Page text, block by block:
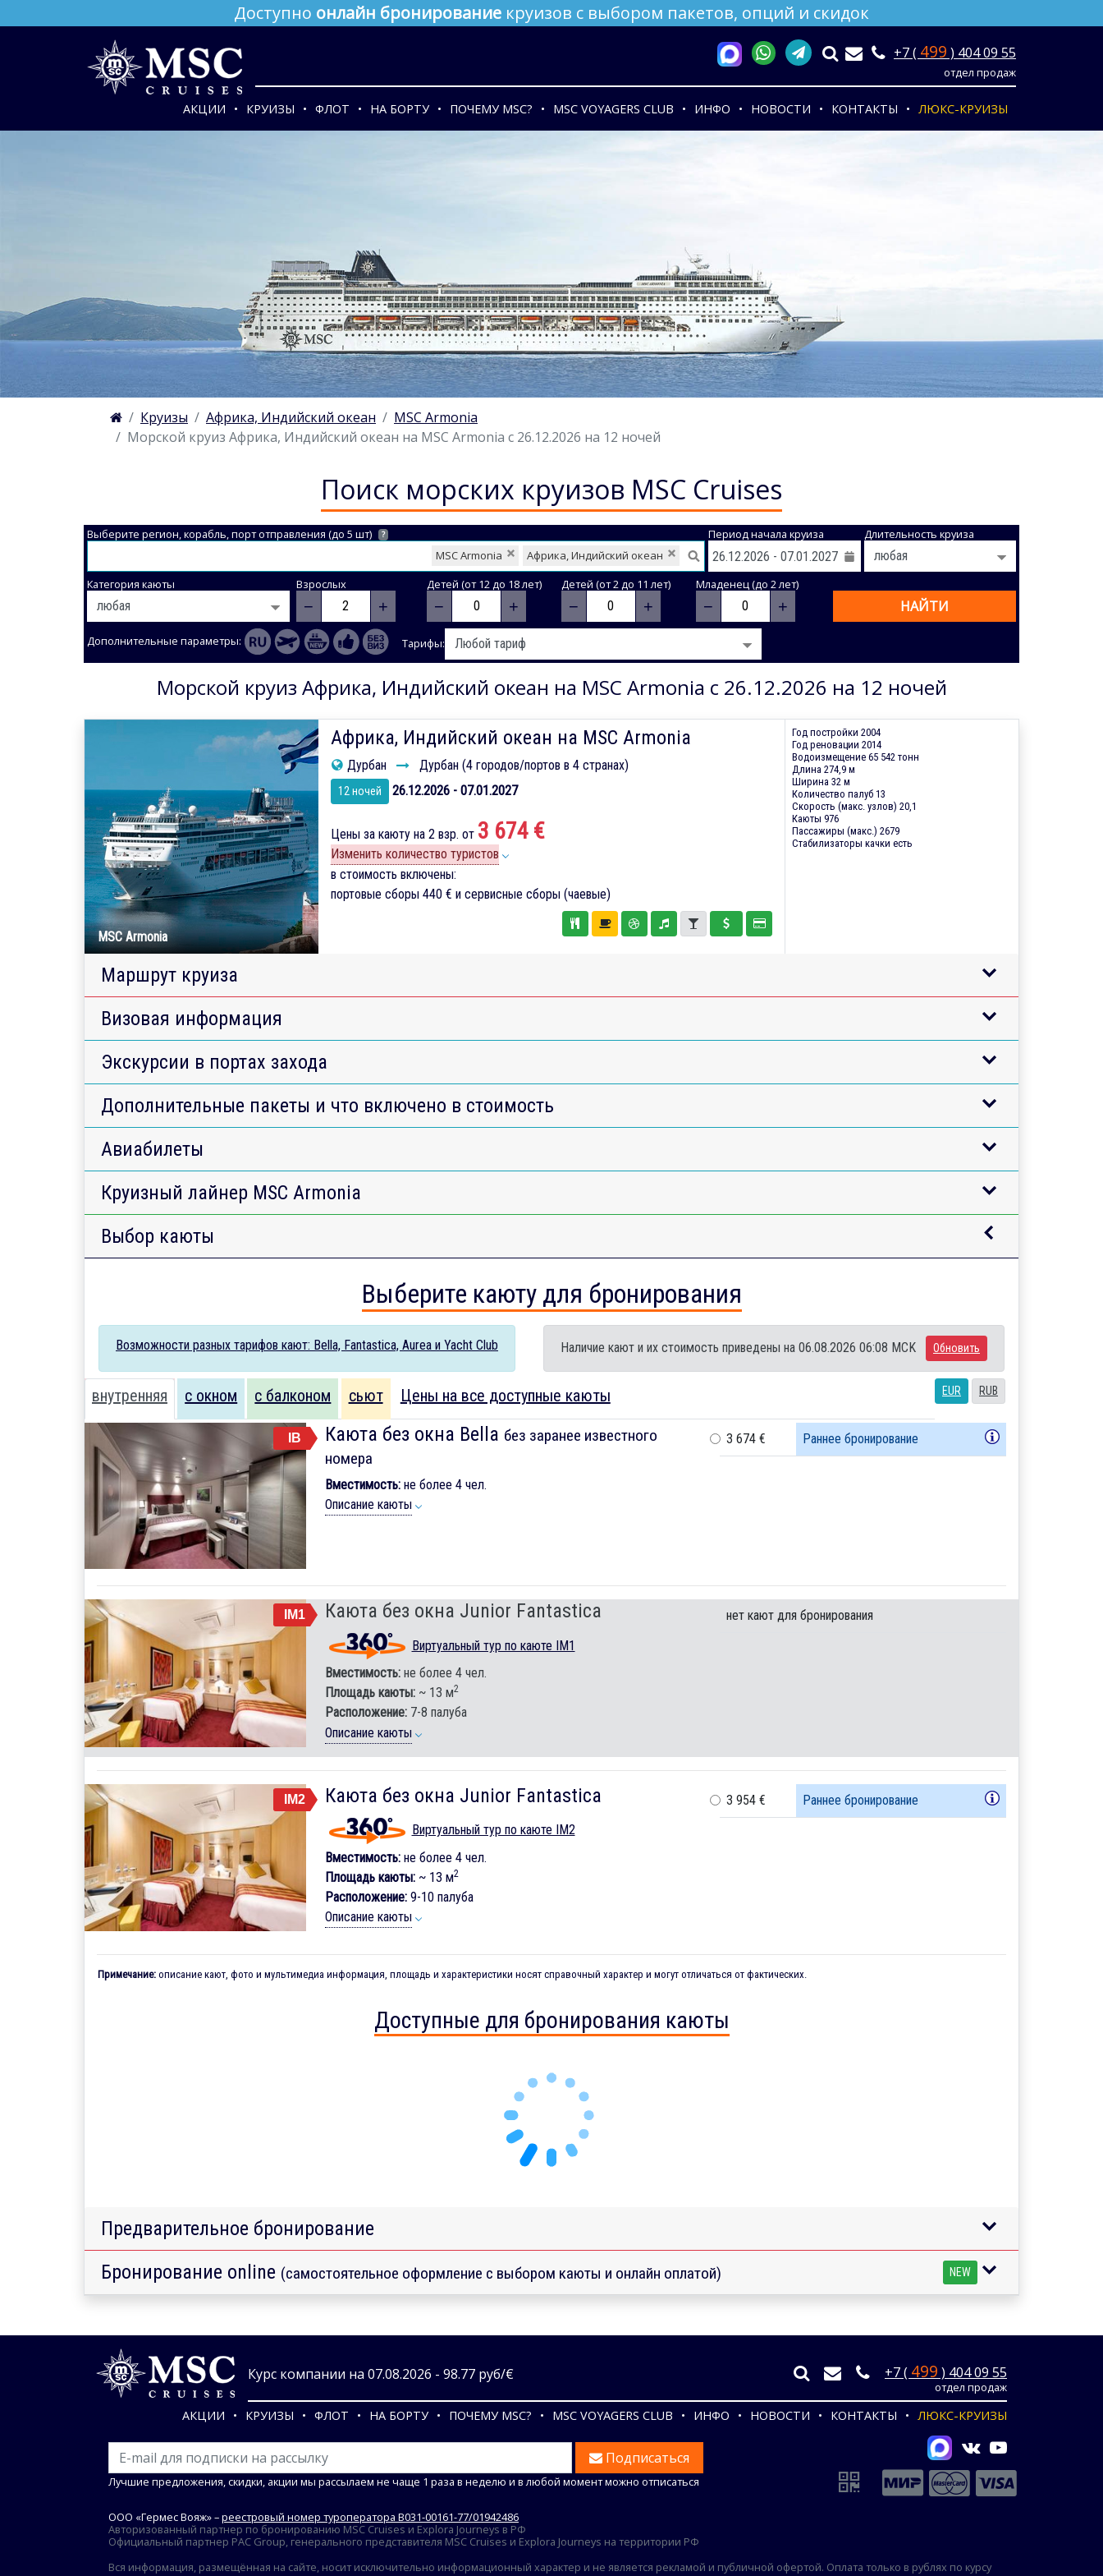
Доступно онлайн бронирование круизов с выбором пакетов, опций и скидок
+7 ( 499 ) 404 09 55
отдел продаж
АКЦИИ КРУИЗЫ ФЛОТ НА БОРТУ ПОЧЕМУ MSC? MSC VOYAGERS CLUB ИНФО НОВОСТИ КОНТАКТЫ ЛЮКС-КРУИЗЫ
Круизы Африка, Индийский океан
MSC Armonia
Морской круиз Африка, Индийский океан на MSC Armonia с 26.12.2026 на 12 ночей
Поиск морских круизов MSC Cruises
Выберите регион, корабль, порт отправления (до 5 шт) ?
Африка, Индийский океан
MSC Armonia
Период начала круиза Длительность круиза
Категория каюты Взрослых
− +
Детей (от 12 до 18 лет)
− +
Детей (от 2 до 11 лет)
− +
Младенец (до 2 лет)
− + НАЙТИ
Дополнительные параметры: Тарифы:
Морской круиз Африка, Индийский океан на MSC Armonia с 26.12.2026 на 12 ночей
MSC Armonia
Африка, Индийский океан на MSC Armonia
Дурбан Дурбан (4 городов/портов в 4 странах)
12 ночей 26.12.2026 - 07.01.2027
Цены за каюту на 2 взр. от 3 674 €
Изменить количество туристов
в стоимость включены:
портовые сборы 440 € и сервисные сборы (чаевые)
Год постройки 2004
Год реновации 2014
Водоизмещение 65 542 тонн
Длина 274,9 м
Ширина 32 м
Количество палуб 13
Скорость (макс. узлов) 20,1
Каюты 976
Пассажиры (макс.) 2679
Стабилизаторы качки есть
Маршрут круиза
Визовая информация
Экскурсии в портах захода
Дополнительные пакеты и что включено в стоимость
Авиабилеты
Круизный лайнер MSC Armonia
Выбор каюты
Выберите каюту для бронирования
Возможности разных тарифов кают: Bella, Fantastica, Aurea и Yacht Club Наличие кают и их стоимость приведены на 06.08.2026 06:08 MCK Обновить
EUR RUB
внутренняя с окном с балконом сьют Цены на все доступные каюты
IB Каюта без окна Bella без заранее известного
номера
Вместимость:не более 4 чел.
Описание каюты
3 674 € Раннее бронирование
IM1 Каюта без окна Junior Fantastica
Виртуальный тур по каюте IM1
Вместимость:не более 4 чел.
Площадь каюты:~ 13 м2
Расположение:7-8 палуба
Описание каюты
нет кают для бронирования
IM2 Каюта без окна Junior Fantastica
Виртуальный тур по каюте IM2
Вместимость:не более 4 чел.
Площадь каюты:~ 13 м2
Расположение:9-10 палуба
Описание каюты
3 954 € Раннее бронирование
Примечание: описание кают, фото и мультимедиа информация, площадь и характеристики носят справочный характер и могут отличаться от фактических.
Доступные для бронирования каюты
Предварительное бронирование
Бронирование online (самостоятельное оформление с выбором каюты и онлайн оплатой) NEW
Курс компании на 07.08.2026 - 98.77 руб/€ +7 ( 499 ) 404 09 55
отдел продаж
АКЦИИ КРУИЗЫ ФЛОТ НА БОРТУ ПОЧЕМУ MSC? MSC VOYAGERS CLUB ИНФО НОВОСТИ КОНТАКТЫ ЛЮКС-КРУИЗЫ
Подписаться
Лучшие предложения, скидки, акции мы рассылаем не чаще 1 раза в неделю и в любой момент можно отписаться
ООО «Гермес Вояж» –реестровый номер туроператора В031-00161-77/01942486
Авторизованный партнер по бронированию MSC Cruises и Explora Journeys в РФ
Официальный партнер PAC Group, генерального представителя MSC Cruises и Explora Journeys на территории РФ
Вся информация, размещённая на сайте, носит исключительно информационный характер и не является рекламой и публичной офертой. Оплата только в рублях по курсу